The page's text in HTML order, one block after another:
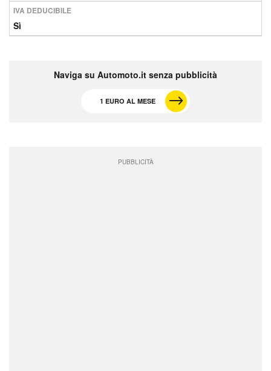
IVA DEDUCIBILE
Sì
Naviga su Automoto.it senza pubblicità
1 EURO AL MESE
PUBBLICITÀ